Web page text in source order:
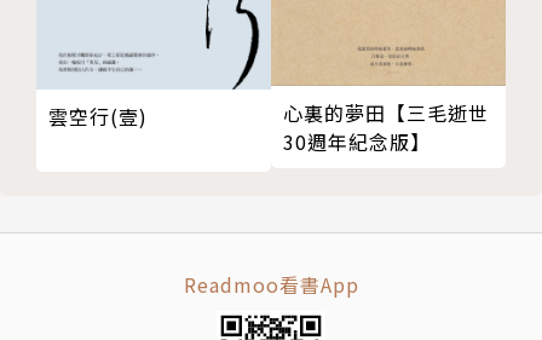
初登場為21～22歲，國立Ｔ大社會系，劍道部主將，
曾贏得全日本錦標賽優勝，興趣是茶道與欣賞古典芭
蕾。大學畢業後歷經兩年教員生涯，覺得自己教師失格
犀利。性格沉穩嚴謹且重情重意，具領導氣質。雖是文
雲空行(壹)
心裏的夢田【三毛逝世
30週年紀念版】
Readmoo看書App